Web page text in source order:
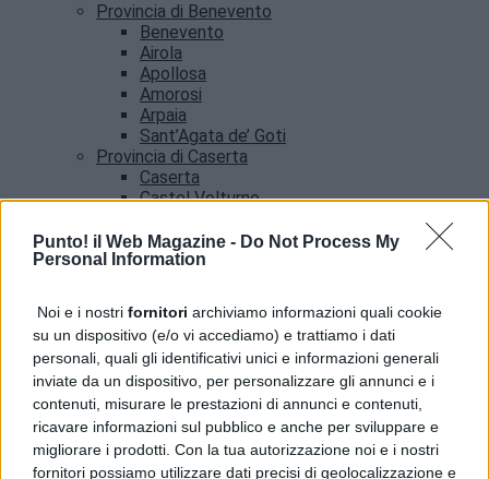
Punto! il Web Magazine - Do Not Process My
Personal Information
Noi e i nostri fornitori archiviamo informazioni quali cookie
su un dispositivo (e/o vi accediamo) e trattiamo i dati
personali, quali gli identificativi unici e informazioni generali
inviate da un dispositivo, per personalizzare gli annunci e i
contenuti, misurare le prestazioni di annunci e contenuti,
ricavare informazioni sul pubblico e anche per sviluppare e
migliorare i prodotti. Con la tua autorizzazione noi e i nostri
fornitori possiamo utilizzare dati precisi di geolocalizzazione e
Provincia di Benevento
Benevento
Airola
Apollosa
Amorosi
Arpaia
Sant’Agata de’ Goti
Provincia di Caserta
Caserta
Castel Volturno
Provincia di Salerno
Salerno
Amalfi
Angri
Castellabate
News